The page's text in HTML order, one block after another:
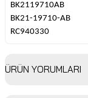
BK2119710AB
BK21-19710-AB
RC940330
ÜRÜN YORUMLARI